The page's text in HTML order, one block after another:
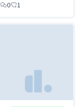
0 1